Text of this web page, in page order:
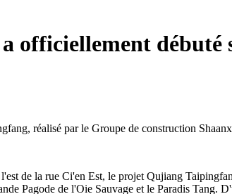
débuté
réalisé par le Groupe de construction
de la rue Ci'en Est, le projet Qujiang
Pagode de l'Oie Sauvage et le Paradis Tang.